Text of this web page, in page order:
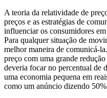
A teoria da relatividade de
preços e as estratégias de
influenciar os consumidores
Para qualquer situação de
melhor maneira de comunicá-
preço com uma grande
deveria focar no percentual de
uma economia pequena em
como um anúncio dizendo